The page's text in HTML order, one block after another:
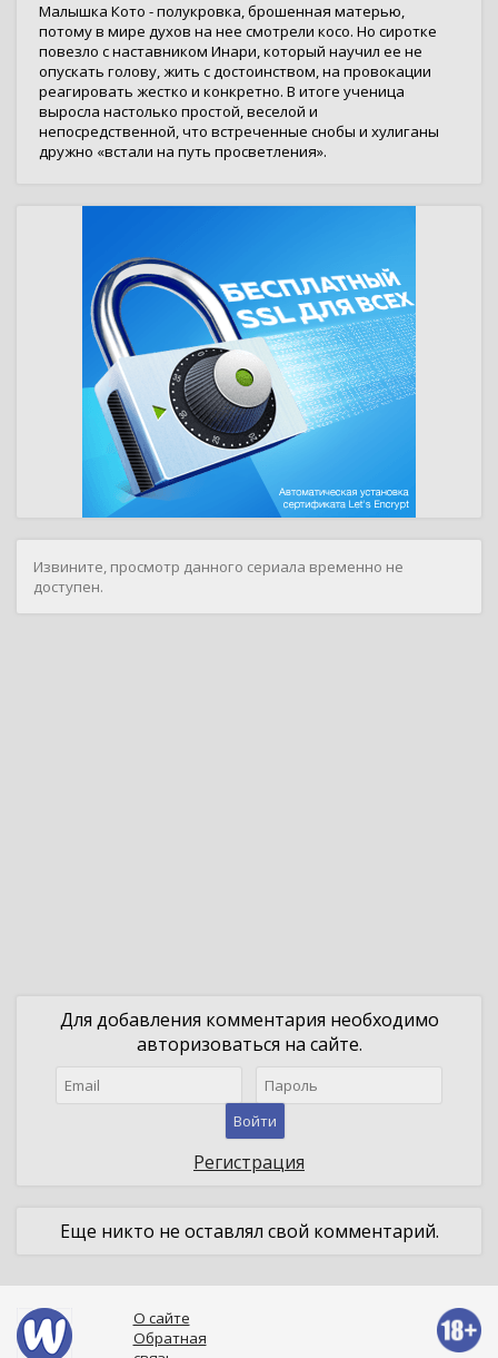
Малышка Кото - полукровка, брошенная матерью,
потому в мире духов на нее смотрели косо. Но сиротке
повезло с наставником Инари, который научил ее не
опускать голову, жить с достоинством, на провокации
реагировать жестко и конкретно. В итоге ученица
выросла настолько простой, веселой и
непосредственной, что встреченные снобы и хулиганы
дружно «встали на путь просветления».
Извините, просмотр данного сериала временно не
доступен.
Для добавления комментария необходимо
авторизоваться на сайте.
Войти
Регистрация
Еще никто не оставлял свой комментарий.
О сайте
Обратная